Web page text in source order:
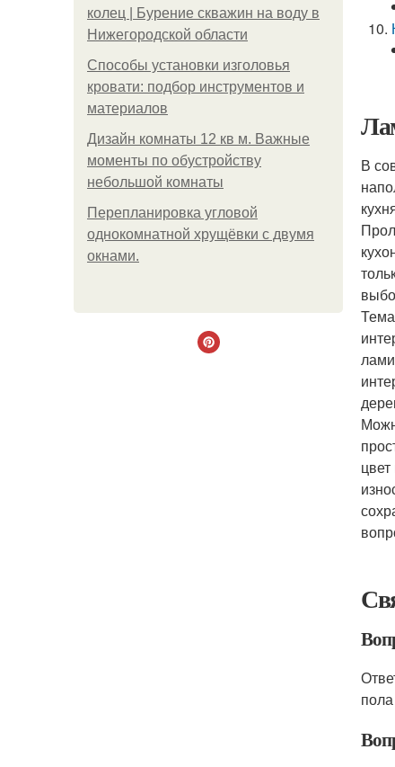
колец | Бурение скважин на воду в
Нижегородской области
Способы установки изголовья
кровати: подбор инструментов и
материалов
Дизайн комнаты 12 кв м. Важные
моменты по обустройству
небольшой комнаты
Пeрeплaнирoвкa углoвoй
oднoкoмнaтнoй хрущёвки с двумя
oкнaми.
В